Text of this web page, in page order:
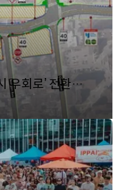
우회로’ 전환…